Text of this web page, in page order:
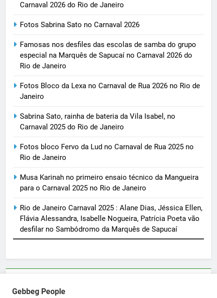
Carnaval 2026 do Rio de Janeiro
Fotos Sabrina Sato no Carnaval 2026
Famosas nos desfiles das escolas de samba do grupo
especial na Marquês de Sapucaí no Carnaval 2026 do
Rio de Janeiro
Fotos Bloco da Lexa no Carnaval de Rua 2026 no Rio de
Janeiro
Sabrina Sato, rainha de bateria da Vila Isabel, no
Carnaval 2025 do Rio de Janeiro
Fotos bloco Fervo da Lud no Carnaval de Rua 2025 no
Rio de Janeiro
Musa Karinah no primeiro ensaio técnico da Mangueira
para o Carnaval 2025 no Rio de Janeiro
Rio de Janeiro Carnaval 2025 : Alane Dias, Jéssica Ellen,
Flávia Alessandra, Isabelle Nogueira, Patrícia Poeta vão
desfilar no Sambódromo da Marquês de Sapucaí
sortimentos@yahoo.com.br
Gebbeg People